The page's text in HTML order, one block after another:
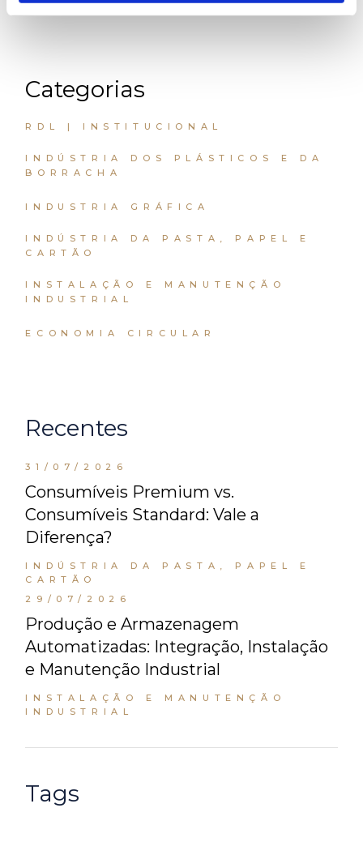
Categorias
RDL | INSTITUCIONAL
INDÚSTRIA DOS PLÁSTICOS E DA
BORRACHA
INDUSTRIA GRÁFICA
INDÚSTRIA DA PASTA, PAPEL E
CARTÃO
INSTALAÇÃO E MANUTENÇÃO
INDUSTRIAL
ECONOMIA CIRCULAR
Recentes
31/07/2026
Consumíveis Premium vs.
Consumíveis Standard: Vale a
Diferença?
INDÚSTRIA DA PASTA, PAPEL E
CARTÃO
29/07/2026
Produção e Armazenagem
Automatizadas: Integração, Instalação
e Manutenção Industrial
INSTALAÇÃO E MANUTENÇÃO
INDUSTRIAL
Tags